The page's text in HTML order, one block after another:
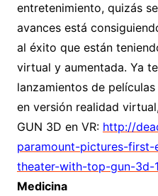
entretenimiento, quizás
avances está
al éxito que están
virtual y aumentada. Ya
lanzamientos de
en versión realidad
GUN 3D en VR: http://
paramount-pictures-first-
theater-with-top-gun-3d-
Medicina